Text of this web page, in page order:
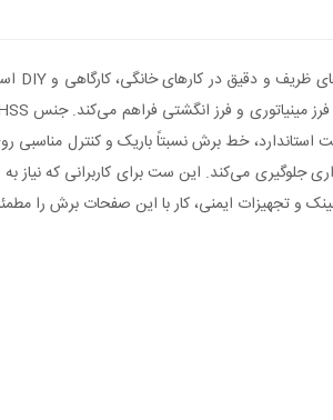
خط برش نسبتاً باریک و کنترل مناسبی
جلوگیری می‌کند. این ست برای کاربرانی که